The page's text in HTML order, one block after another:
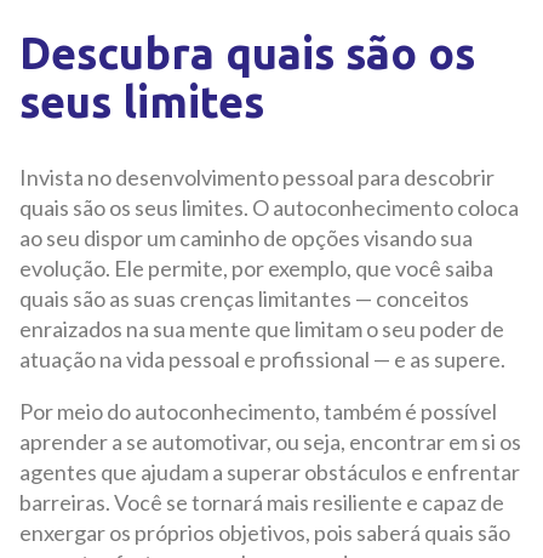
Descubra quais são os
seus limites
Invista no desenvolvimento pessoal para descobrir
quais são os seus limites. O autoconhecimento coloca
ao seu dispor um caminho de opções visando sua
evolução. Ele permite, por exemplo, que você saiba
quais são as suas crenças limitantes — conceitos
enraizados na sua mente que limitam o seu poder de
atuação na vida pessoal e profissional — e as supere.
Por meio do autoconhecimento, também é possível
aprender a se automotivar, ou seja, encontrar em si os
agentes que ajudam a superar obstáculos e enfrentar
barreiras. Você se tornará mais resiliente e capaz de
enxergar os próprios objetivos, pois saberá quais são